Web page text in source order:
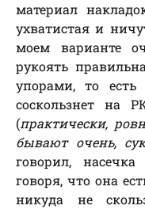
материал
ухватистая и
моем варианте
рукоять
упорами, то есть
соскользнет на
(практически,
бывают очень,
говорил,
говоря, что она
никуда не